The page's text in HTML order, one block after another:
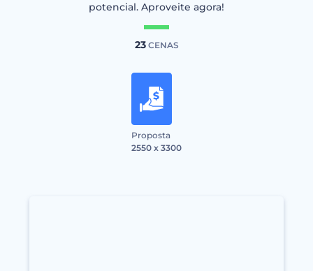
potencial. Aproveite agora!
23CENAS
Proposta
2550 x 3300